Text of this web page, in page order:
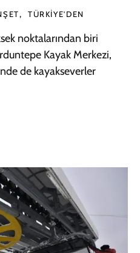
TÜRKIYE'DEN
noktalarından biri
Kayak Merkezi,
de kayakseverler